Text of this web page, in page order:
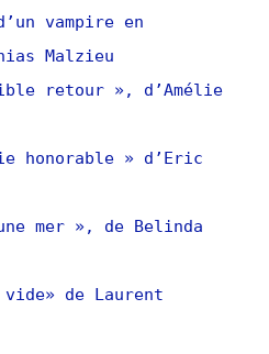
vampire en
Malzieu
retour », d’Amélie
honorable » d’Eric
mer », de Belinda
vide» de Laurent